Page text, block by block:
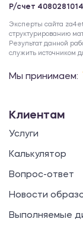
Р/счет
Эксперты сайта
структурированию
Результат данной
служить источником
Мы принимаем:
Клиентам
Услуги
Калькулятор
Вопрос-ответ
Новости
Выполняемые